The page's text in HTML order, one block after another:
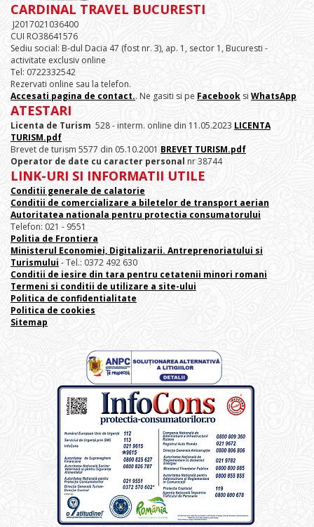
CARDINAL TRAVEL BUCURESTI
J2017021036400
CUI RO38641576
Sediu social: B-dul Dacia 47 (fost nr. 3), ap. 1, sector 1, Bucuresti -
activitate exclusiv online
Tel: 0722332542
Rezervati online sau la telefon.
Accesati pagina de contact.. Ne gasiti si pe Facebook si WhatsApp
ATESTARI
Licenta de Turism 528 - interm. online din 11.05.2023 LICENTA
TURISM.pdf
Brevet de turism 5577 din 05.10.2001 BREVET TURISM.pdf
Operator de date cu caracter personal nr 38744
LINK-URI SI INFORMATII UTILE
Conditii generale de calatorie
Conditii de comercializare a biletelor de transport aerian
Autoritatea nationala pentru protectia consumatorului
Telefon: 021 - 9551
Politia de Frontiera
Ministerul Economiei, Digitalizarii. Antreprenoriatului si
Turismului - Tel.: 0372 492 630
Conditii de iesire din tara pentru cetatenii minori romani
Termeni si conditii de utilizare a site-ului
Politica de confidentialitate
Politica de cookies
Sitemap